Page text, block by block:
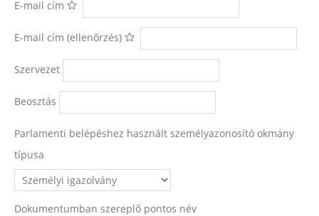
E-mail cím
E-mail cím (ellenőrzés)
Szervezet
Beosztás
Parlamenti belépéshez használt személyazonosító okmány
típusa
Dokumentumban szereplő pontos név